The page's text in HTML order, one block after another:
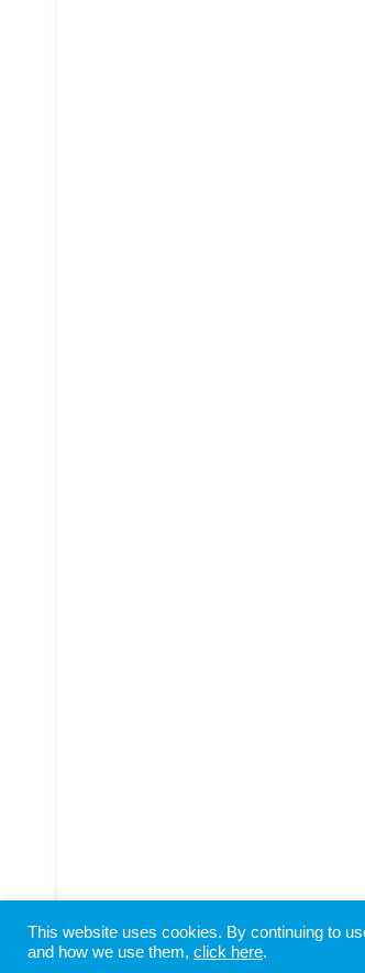
Copyright © SHIODOME PARTNERS All Rights
This website uses cookies. By continuing to
and how we use them, click here.